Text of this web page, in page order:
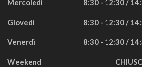
Mercoledì 8:30 - 12:30 /
Giovedì 8:30 - 12:30 /
Venerdì 8:30 - 12:30 /
Weekend